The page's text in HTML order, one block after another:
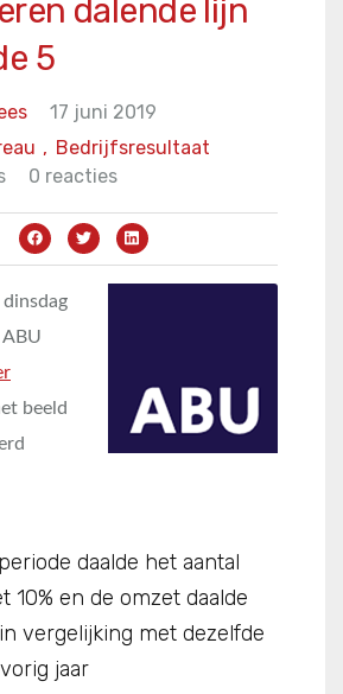
dalende lijn
5
17 juni 2019
Bedrijfsresultaat
,
0 reacties
beeld
daalde het aantal
10% en de omzet daalde
vergelijking met dezelfde
jaar